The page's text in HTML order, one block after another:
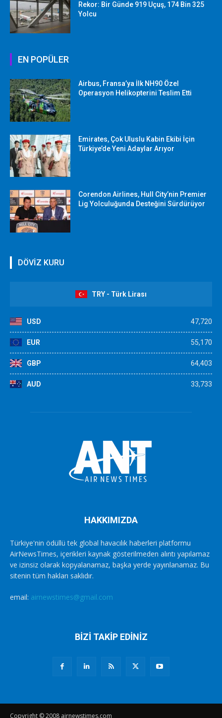
Rekor: Bir Günde 919 Uçuş, 174 Bin 325
Yolcu
EN POPÜLER
Airbus, Fransa’ya İlk NH90 Özel
Operasyon Helikopterini Teslim Etti
Emirates, Çok Uluslu Kabin Ekibi İçin
Türkiye’de Yeni Adaylar Arıyor
Corendon Airlines, Hull City’nin Premier
Lig Yolculuğunda Desteğini Sürdürüyor
DÖVİZ KURU
TRY - Türk Lirası
USD 47,720
EUR 55,170
GBP 64,403
AUD 33,733
HAKKIMIZDA
Türkiye'nin ödüllü tek global havacılık haberleri platformu
AirNewsTimes, içerikleri kaynak gösterilmeden alıntı yapılamaz
ve izinsiz olarak kopyalanamaz, başka yerde yayınlanamaz. Bu
sitenin tüm hakları saklıdır.
email: airnewstimes@gmail.com
BİZİ TAKİP EDİNİZ
Copyright © 2008 airnewstimes.com